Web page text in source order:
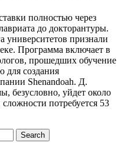
полностью через
до докторантуры.
университетов признали
Программа включает в
прошедших обучение
создания
Shenandoah. Д.
безусловно, уйдет около
потребуется 53
Search